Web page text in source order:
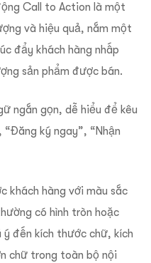
Call to Action là một
và hiệu quả, nắm một
đẩy khách hàng nhấp
sản phẩm được bán.
ngắn gọn, dễ hiểu để kêu
ký ngay”, “Nhận
khách hàng với màu sắc
có hình tròn hoặc
ý đến kích thước chữ, kích
chữ trong toàn bộ nội